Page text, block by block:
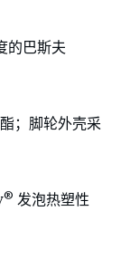
的巴斯夫
；脚轮外壳采
® 发泡热塑性